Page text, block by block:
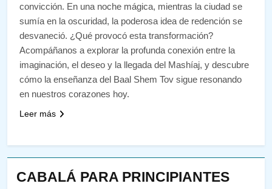
CABALÁ PARA PRINCIPIANTES
convicción. En una noche mágica, mientras la ciudad se
sumía en la oscuridad, la poderosa idea de redención se
desvaneció. ¿Qué provocó esta transformación?
Acompáñanos a explorar la profunda conexión entre la
imaginación, el deseo y la llegada del Mashíaj, y descubre
cómo la enseñanza del Baal Shem Tov sigue resonando
en nuestros corazones hoy.
Leer más